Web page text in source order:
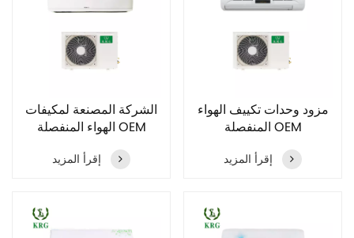
الشركة المصنعة لمكيفات
الهواء المنفصلة OEM
إقرأ المزيد
مزود وحدات تكييف الهواء
المنفصلة OEM
إقرأ المزيد